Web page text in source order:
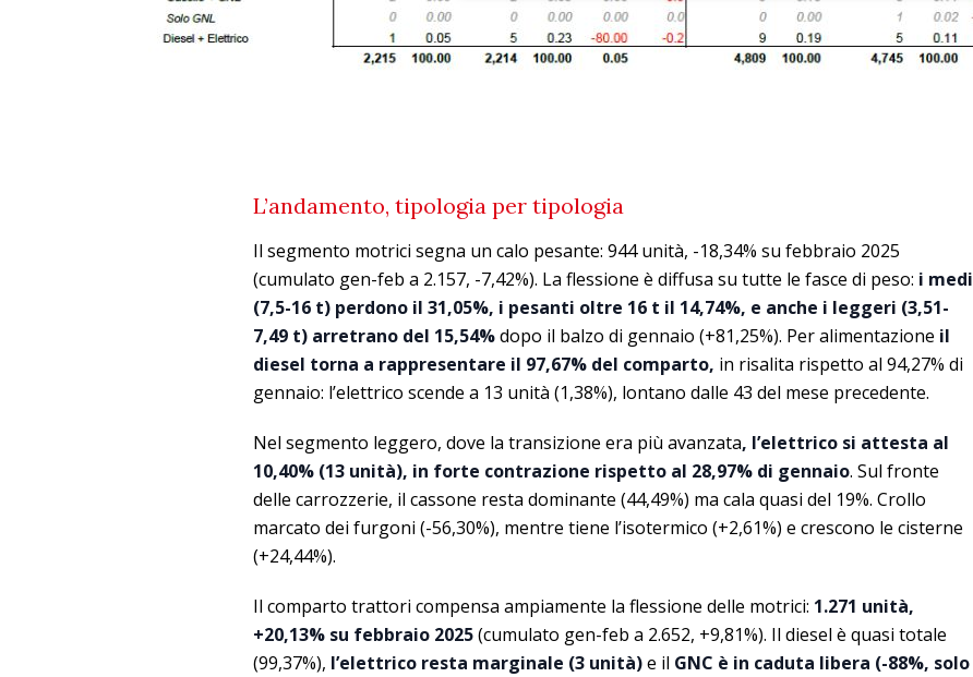
L’andamento, tipologia per tipologia
Il segmento motrici segna un calo pesante: 944 unità, -18,34% su febbraio 2025
(cumulato gen-feb a 2.157, -7,42%). La flessione è diffusa su tutte le fasce di peso: i medi
(7,5-16 t) perdono il 31,05%, i pesanti oltre 16 t il 14,74%, e anche i leggeri (3,51-
7,49 t) arretrano del 15,54%dopo il balzo di gennaio (+81,25%). Per alimentazione il
diesel torna a rappresentare il 97,67% del comparto, in risalita rispetto al 94,27% di
gennaio: l’elettrico scende a 13 unità (1,38%), lontano dalle 43 del mese precedente.
Nel segmento leggero, dove la transizione era più avanzata, l’elettrico si attesta al
10,40% (13 unità), in forte contrazione rispetto al 28,97% di gennaio. Sul fronte
delle carrozzerie, il cassone resta dominante (44,49%) ma cala quasi del 19%. Crollo
marcato dei furgoni (-56,30%), mentre tiene l’isotermico (+2,61%) e crescono le cisterne
(+24,44%).
Il comparto trattori compensa ampiamente la flessione delle motrici: 1.271 unità,
+20,13% su febbraio 2025(cumulato gen-feb a 2.652, +9,81%). Il diesel è quasi totale
(99,37%), l’elettrico resta marginale (3 unità)e il GNC è in caduta libera (-88%, solo